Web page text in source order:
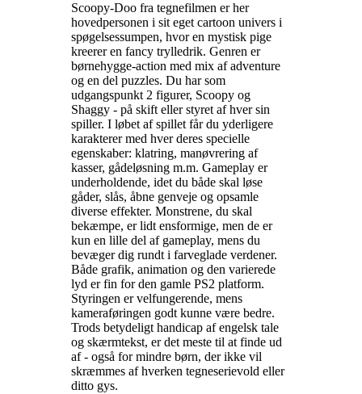
Scoopy-Doo fra tegnefilmen er her
hovedpersonen i sit eget cartoon univers i
spøgelsessumpen, hvor en mystisk pige
kreerer en fancy trylledrik. Genren er
børnehygge-action med mix af adventure
og en del puzzles. Du har som
udgangspunkt 2 figurer, Scoopy og
Shaggy - på skift eller styret af hver sin
spiller. I løbet af spillet får du yderligere
karakterer med hver deres specielle
egenskaber: klatring, manøvrering af
kasser, gådeløsning m.m. Gameplay er
underholdende, idet du både skal løse
gåder, slås, åbne genveje og opsamle
diverse effekter. Monstrene, du skal
bekæmpe, er lidt ensformige, men de er
kun en lille del af gameplay, mens du
bevæger dig rundt i farveglade verdener.
Både grafik, animation og den varierede
lyd er fin for den gamle PS2 platform.
Styringen er velfungerende, mens
kameraføringen godt kunne være bedre.
Trods betydeligt handicap af engelsk tale
og skærmtekst, er det meste til at finde ud
af - også for mindre børn, der ikke vil
skræmmes af hverken tegneserievold eller
ditto gys.